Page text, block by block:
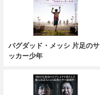
バグダッド・メッシ 片足のサ
ッカー少年